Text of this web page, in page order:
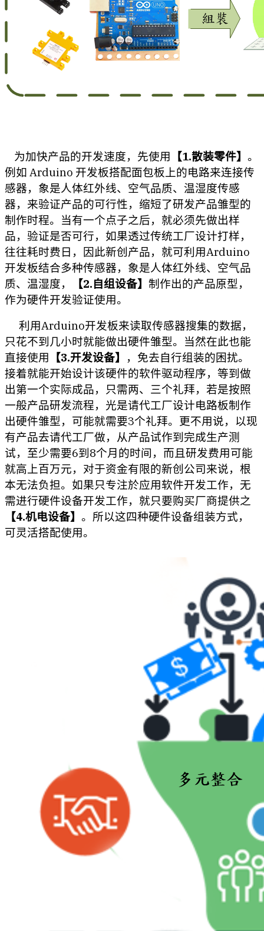
为加快产品的开发速度，先使用 【1.散装零件】 。
例如 Arduino 开发板搭配面包板上的电路来连接传
感器，象是人体红外线、空气品质、温湿度传感
器，来验证产品的可行性，缩短了研发产品雏型的
制作时程。当有一个点子之后，就必须先做出样
品，验证是否可行，如果透过传统工厂设计打样，
往往耗时费日，因此新创产品，就可利用Arduino
开发板结合多种传感器，象是人体红外线、空气品
质、温湿度，
【2.自组设备】 制作出的产品原型，
作为硬件开发验证使用。
利用Arduino开发板来读取传感器搜集的数据，
只花不到几小时就能做出硬件雏型。当然在此也能
直接使用 【3.开发设备】
，免去自行组装的困扰。
接着就能开始设计该硬件的软件驱动程序，等到做
出第一个实际成品，只需两、三个礼拜，若是按照
一般产品研发流程，光是请代工厂设计电路板制作
出硬件雏型，可能就需要3个礼拜。更不用说，以现
有产品去请代工厂做，从产品试作到完成生产测
试，至少需要6到8个月的时间，而且研发费用可能
就高上百万元，对于资金有限的新创公司来说，根
本无法负担。如果只专注於应用软件开发工作，无
需进行硬件设备开发工作，就只要购买厂商提供之
【4.机电设备】 。所以这四种硬件设备组装方式，
可灵活搭配使用。